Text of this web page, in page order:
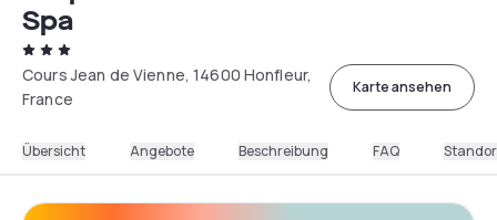
Spa
Cours Jean de Vienne, 14600 Honfleur,
France
Karte ansehen
Übersicht Angebote Beschreibung FAQ